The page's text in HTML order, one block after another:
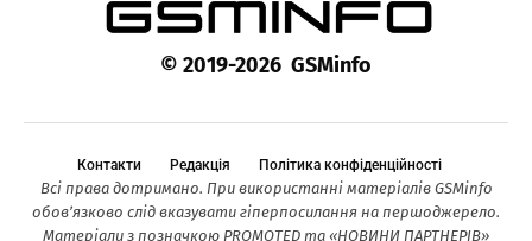
© 2019-2026 GSMinfo
Контакти Редакція Політика конфіденційності
Всі права дотримано. При використанні матеріалів GSMinfo
обов’язково слід вказувати гіперпосилання на першоджерело.
Матеріали з позначкою PROMOTED та «НОВИНИ ПАРТНЕРІВ»